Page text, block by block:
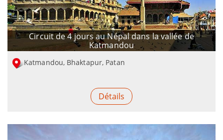
Circuit de 4 jours au Népal dans la vallée de
Katmandou
Katmandou, Bhaktapur, Patan
Détails